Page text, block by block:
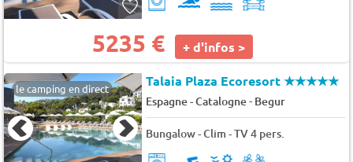
5235 € + d'infos >
le camping en direct Talaia Plaza Ecoresort★★★★★
Espagne - Catalogne- Begur
Bungalow - Clim - TV 4 pers.